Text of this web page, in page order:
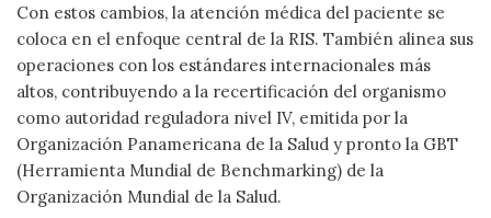
Con estos cambios, la atención médica del paciente se
coloca en el enfoque central de la RIS. También alinea sus
operaciones con los estándares internacionales más
altos, contribuyendo a la recertificación del organismo
como autoridad reguladora nivel IV, emitida por la
Organización Panamericana de la Salud y pronto la GBT
(Herramienta Mundial de Benchmarking) de la
Organización Mundial de la Salud.